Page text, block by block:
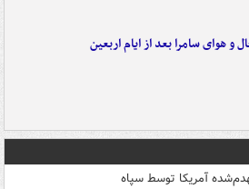
و هوای سامرا بعد از ایام اربعین
آمریکا توسط سپاه